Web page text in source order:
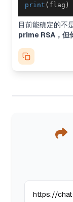
print ( flag )
目前能确定的不
prime RSA，但